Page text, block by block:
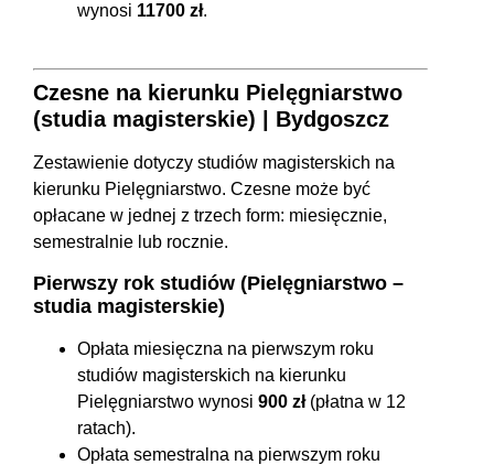
wynosi 11700 zł.
Czesne na kierunku Pielęgniarstwo
(studia magisterskie) | Bydgoszcz
Zestawienie dotyczy studiów magisterskich na
kierunku Pielęgniarstwo. Czesne może być
opłacane w jednej z trzech form: miesięcznie,
semestralnie lub rocznie.
Pierwszy rok studiów (Pielęgniarstwo –
studia magisterskie)
Opłata miesięczna na pierwszym roku
studiów magisterskich na kierunku
Pielęgniarstwo wynosi 900 zł(płatna w 12
ratach).
Opłata semestralna na pierwszym roku